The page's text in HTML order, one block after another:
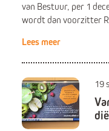
van Bestuur, per 1
wordt dan voorzitter
Lees meer
19